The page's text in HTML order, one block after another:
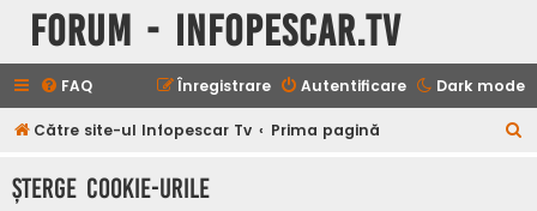
Forum - InfoPescar.Tv
Dark mode
FAQ Autentificare
Înregistrare
Către site-ul Infopescar Tv Prima pagină
Şterge cookie-urile